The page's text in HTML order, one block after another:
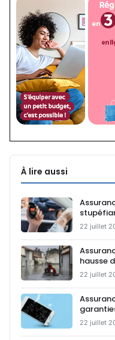
À lire aussi
22 juillet
hausse
22 juillet
22 juillet